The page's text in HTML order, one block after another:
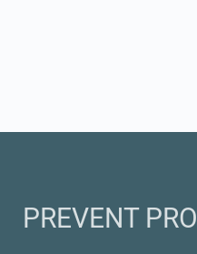
PREVENT PRO